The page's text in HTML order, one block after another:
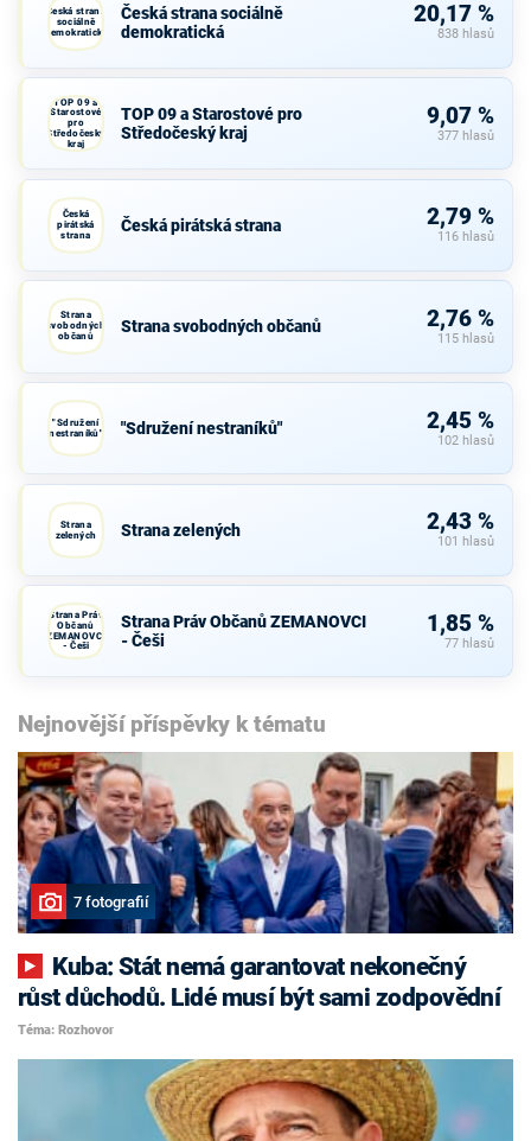
Česká strana
sociálně
demokratická
Česká strana sociálně
demokratická
20,17 %
838 hlasů
TOP 09 a
Starostové
pro
Středočeský
kraj
TOP 09 a Starostové pro
Středočeský kraj
9,07 %
377 hlasů
Česká
pirátská
strana
Česká pirátská strana 2,79 %
116 hlasů
Strana
svobodných
občanů
Strana svobodných občanů 2,76 %
115 hlasů
"Sdružení
nestraníků"
"Sdružení nestraníků" 2,45 %
102 hlasů
Strana
zelených
Strana zelených 2,43 %
101 hlasů
Strana Práv
Občanů
ZEMANOVCI
- Češi
Strana Práv Občanů ZEMANOVCI
- Češi
1,85 %
77 hlasů
Nejnovější příspěvky k tématu
7 fotografií
růst důchodů. Lidé musí být sami zodpovědní
Téma: Rozhovor